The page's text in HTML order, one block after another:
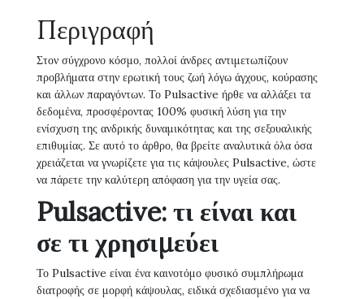
Περιγραφή
Στον σύγχρονο κόσμο, πολλοί άνδρες αντιμετωπίζουν
προβλήματα στην ερωτική τους ζωή λόγω άγχους, κούρασης
και άλλων παραγόντων. Το Pulsactive ήρθε να αλλάξει τα
δεδομένα, προσφέροντας 100% φυσική λύση για την
ενίσχυση της ανδρικής δυναμικότητας και της σεξουαλικής
επιθυμίας. Σε αυτό το άρθρο, θα βρείτε αναλυτικά όλα όσα
χρειάζεται να γνωρίζετε για τις κάψουλες Pulsactive, ώστε
να πάρετε την καλύτερη απόφαση για την υγεία σας.
Pulsactive: τι είναι και
σε τι χρησιμεύει
Το Pulsactive είναι ένα καινοτόμο φυσικό συμπλήρωμα
διατροφής σε μορφή κάψουλας, ειδικά σχεδιασμένο για να